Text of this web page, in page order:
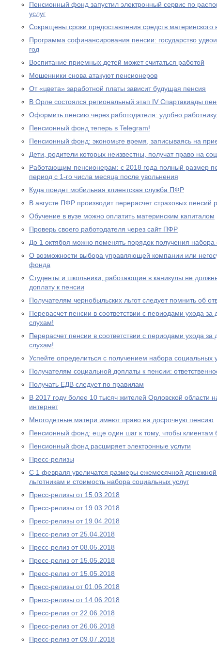
Пенсионный фонд запустил электронный сервис по
услуг
Сокращены сроки предоставления средств материнского
Программа софинансирования пенсии: государство
год
Воспитание приемных детей может считаться работой
Мошенники снова атакуют пенсионеров
От «цвета» заработной платы зависит будущая пенсия
В Орле состоялся региональный этап IV Спартакиады
Оформить пенсию через работодателя: удобно
Пенсионный фонд теперь в Telegram!
Пенсионный фонд: экономьте время, записываясь на
Дети, родители которых неизвестны, получат право на
Работающим пенсионерам: с 2018 года полный размер
период с 1-го числа месяца после увольнения
Куда поедет мобильная клиентская служба ПФР
В августе ПФР производит перерасчет страховых
Обучение в вузе можно оплатить материнским капиталом
Проверь своего работодателя через сайт ПФР
До 1 октября можно поменять порядок получения набора
О возможности выбора управляющей компании или
фонда
Студенты и школьники, работающие в каникулы не
доплату к пенсии
Получателям чернобыльских льгот следует помнить об
Перерасчет пенсии в соответствии с периодами ухода за
слухам!
Перерасчет пенсии в соответствии с периодами ухода за
слухам!
Успейте определиться с получением набора социальных
Получателям социальной доплаты к пенсии:
Получать ЕДВ следует по правилам
В 2017 году более 10 тысяч жителей Орловской области
интернет
Многодетные матери имеют право на досрочную пенсию
Пенсионный фонд: еще один шаг к тому, чтобы клиентам
Пенсионный фонд расширяет электронные услуги
Пресс-релизы
С 1 февраля увеличатся размеры ежемесячной
льготникам и стоимость набора социальных услуг
Пресс-релизы от 15.03.2018
Пресс-релизы от 19.03.2018
Пресс-релизы от 19.04.2018
Пресс-релиз от 25.04.2018
Пресс-релиз от 08.05.2018
Пресс-релиз от 15.05.2018
Пресс-релиз от 15.05.2018
Пресс-релизы от 01.06.2018
Пресс-релизы от 14.06.2018
Пресс-релиз от 22.06.2018
Пресс-релиз от 26.06.2018
Пресс-релиз от 09.07.2018